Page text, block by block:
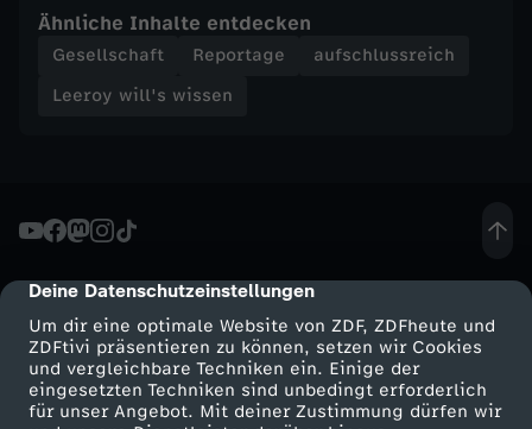
cmp-dialog-description
Deine Datenschutzeinstellungen
Um dir eine optimale Website von ZDF, ZDFheute und
ZDFtivi präsentieren zu können, setzen wir Cookies
und vergleichbare Techniken ein. Einige der
eingesetzten Techniken sind unbedingt erforderlich
für unser Angebot. Mit deiner Zustimmung dürfen wir
s
n
-
W
i
Ähnliche Inhalte entdecken
Gesellschaft Reportage
aufschlussreich
Leeroy will's wissen